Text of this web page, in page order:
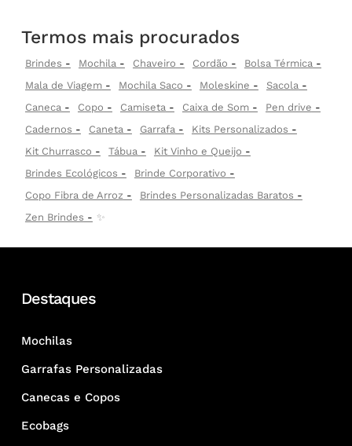
Termos mais procurados
Brindes Mochila Chaveiro Cordão
Bolsa Térmica
Mala de Viagem
Mochila Saco Moleskine
Sacola
Caneca
Copo Camiseta Caixa de Som
Pen drive
Cadernos
Caneta Garrafa
Kits Personalizados
Kit Churrasco
Tábua
Kit Vinho e Queijo
Brindes Ecológicos
Brinde Corporativo
Copo Fibra de Arroz
Brindes Personalizadas Baratos
Zen Brindes
✨
Destaques
Mochilas
Garrafas Personalizadas
Canecas e Copos
Ecobags